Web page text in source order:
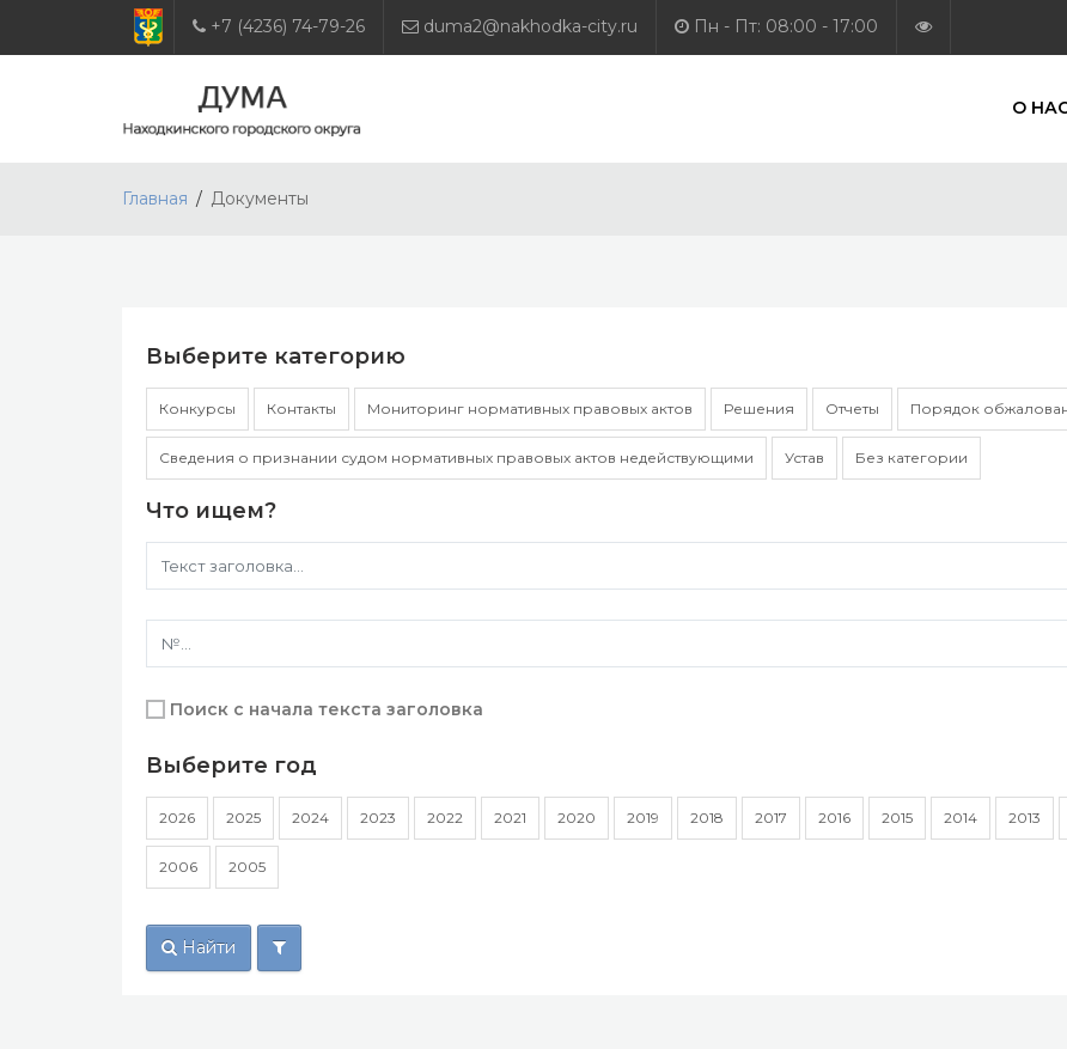
+7 (4236) 74-79-26 duma2@nakhodka-city.ru Пн - Пт: 08:00 - 17:00
О
Главная Документы
Выберите категорию
Конкурсы Контакты Мониторинг нормативных правовых актов Решения Отчеты Порядок
Сведения о признании судом нормативных правовых актов недействующими Устав Без категории
Что ищем?
Поиск с начала текста заголовка
Выберите год
2026 2025 2024 2023 2022 2021 2020 2019 2018 2017 2016 2015 2014 2013
2006 2005
Найти